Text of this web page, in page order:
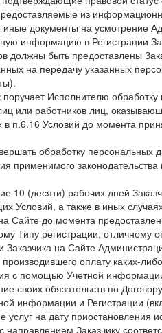
из
иные документы на усмотрение
информацию в Регистрации
должны быть предоставлены
на передачу указанных
Исполнителю
или работников лиц,
п.6.16 Условий до момента
обработку
применимого
10 (десяти) рабочих дней
Условий, а также в иных
Сайте до момента
Типу регистрации, отличному
Заказчика на Сайте
оплату каких-
с помощью Учетной
своих обязательств по
информации и Регистрации
на дату приостановления
направлением Заказчику